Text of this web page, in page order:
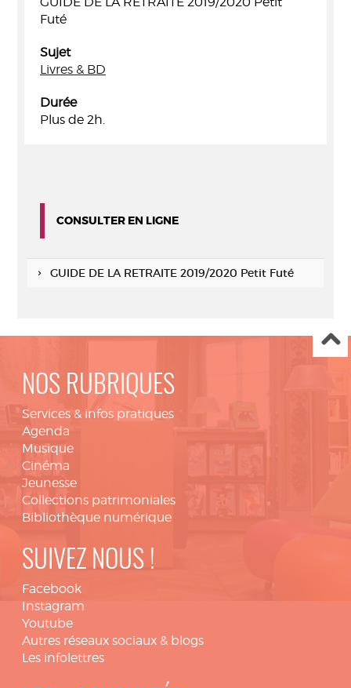
Futé
Sujet
Livres & BD
Durée
Plus de 2h.
CONSULTER EN LIGNE
GUIDE DE LA RETRAITE 2019/2020 Petit Futé
NOS RUBRIQUES
Services & infos pratiques
Agenda
Musique
Cinéma
Jeunesse
Collections patrimoniales
Bibliothèque numérique
SUIVEZ NOUS !
Facebook
Instagram
Youtube
Autres réseaux sociaux & blogs
Les infolettres